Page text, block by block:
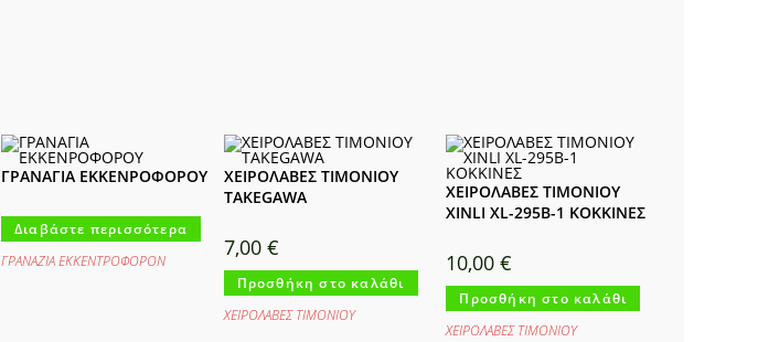
ΓΡΑΝΑΓΙΑ ΕΚΚΕΝΡΟΦΟΡΟΥ
Διαβάστε περισσότερα
ΓΡΑΝΑΖΙΑ ΕΚΚΕΝΤΡΟΦΟΡΟΝ
ΧΕΙΡΟΛΑΒΕΣ ΤΙΜΟΝΙΟΥ
TAKEGAWA
7,00 €
Προσθήκη στο καλάθι
ΧΕΙΡΟΛΑΒΕΣ ΤΙΜΟΝΙΟΥ
ΧΕΙΡΟΛΑΒΕΣ ΤΙΜΟΝΙΟΥ
XINLI XL-295B-1 ΚΟΚΚΙΝΕΣ
10,00€
Προσθήκη στο καλάθι
ΧΕΙΡΟΛΑΒΕΣ ΤΙΜΟΝΙΟΥ